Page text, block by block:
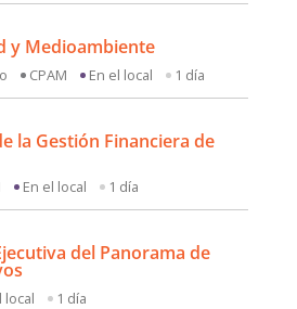
y Medioambiente
CPAM En el local 1 día
la Gestión Financiera de
En el local 1 día
del Panorama de
local 1 día